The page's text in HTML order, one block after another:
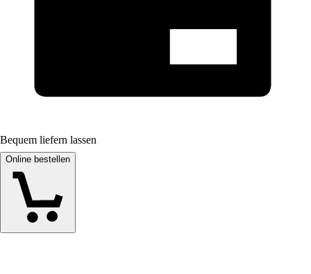
Bequem liefern lassen
Online bestellen